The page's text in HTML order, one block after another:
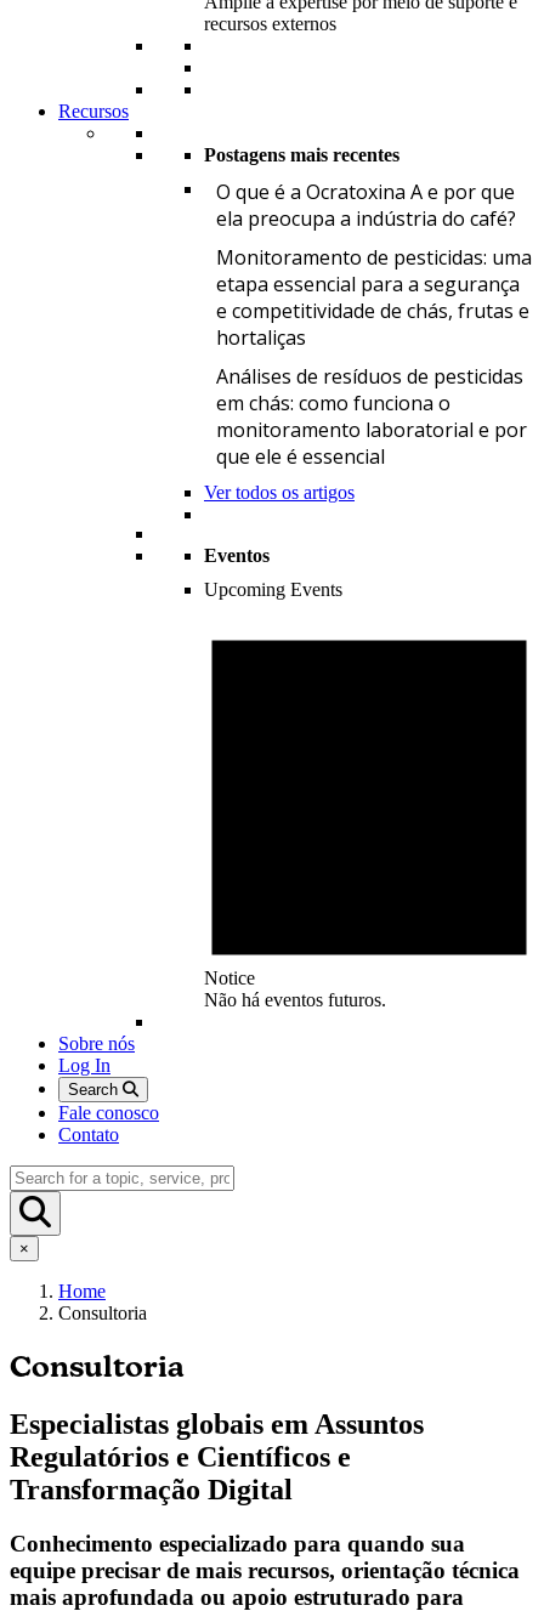
recursos externos
Recursos
Postagens mais recentes
O que é a Ocratoxina A e por que
ela preocupa a indústria do café?
Monitoramento de pesticidas: uma
etapa essencial para a segurança
e competitividade de chás, frutas e
hortaliças
Análises de resíduos de pesticidas
em chás: como funciona o
monitoramento laboratorial e por
que ele é essencial
Ver todos os artigos
Eventos
Upcoming Events
Notice
Não há eventos futuros.
Sobre nós
Log In
Search
Fale conosco
Contato
×
Home
Consultoria
Consultoria
Especialistas globais em Assuntos
Regulatórios e Científicos e
Transformação Digital
Conhecimento especializado para quando sua
equipe precisar de mais recursos, orientação técnica
mais aprofundada ou apoio estruturado para